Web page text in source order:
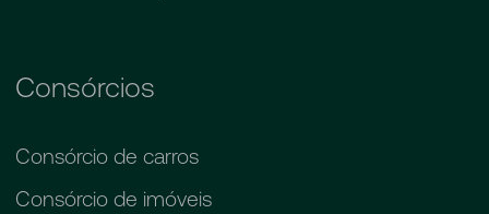
Consórcios
Consórcio de carros
Consórcio de imóveis